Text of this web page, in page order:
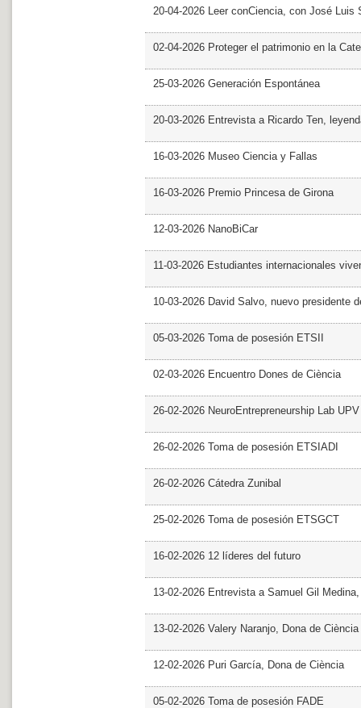
20-04-2026 Leer conCiencia, con José Luis
02-04-2026 Proteger el patrimonio en la
25-03-2026 Generación Espontánea
20-03-2026 Entrevista a Ricardo Ten,
16-03-2026 Museo Ciencia y Fallas
16-03-2026 Premio Princesa de Girona
12-03-2026 NanoBiCar
11-03-2026 Estudiantes internacionales
10-03-2026 David Salvo, nuevo presidente
05-03-2026 Toma de posesión ETSII
02-03-2026 Encuentro Dones de Ciència
26-02-2026 NeuroEntrepreneurship Lab UPV
26-02-2026 Toma de posesión ETSIADI
26-02-2026 Cátedra Zunibal
25-02-2026 Toma de posesión ETSGCT
16-02-2026 12 líderes del futuro
13-02-2026 Entrevista a Samuel Gil
13-02-2026 Valery Naranjo, Dona de Ciència
12-02-2026 Puri García, Dona de Ciència
05-02-2026 Toma de posesión FADE